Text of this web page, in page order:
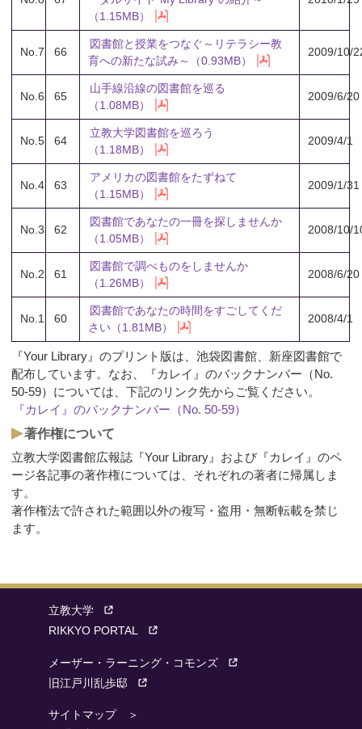
（1.15MB）
No.7 66
図書館と授業をつなぐ～リテラシー教
育への新たな試み～（0.93MB）
2009/10/
No.6 65
山手線沿線の図書館を巡る
（1.08MB）
2009/6/20
No.5 64
立教大学図書館を巡ろう
（1.18MB）
2009/4/1
No.4 63
アメリカの図書館をたずねて
（1.15MB）
2009/1/31
No.3 62
図書館であなたの一冊を探しませんか
（1.05MB）
2008/10/
No.2 61
図書館で調べものをしませんか
（1.26MB）
2008/6/20
No.1 60
図書館であなたの時間をすごしてくだ
さい（1.81MB）
2008/4/1
『Your Library』のプリント版は、池袋図書館、新座図書館で
配布しています。なお、『カレイ』のバックナンバー（No.
50-59）については、下記のリンク先からご覧ください。
『カレイ』のバックナンバー（No. 50-59）
著作権について
立教大学図書館広報誌『Your Library』および『カレイ』のペ
ージ各記事の著作権については、それぞれの著者に帰属しま
す。
著作権法で許された範囲以外の複写・盗用・無断転載を禁じ
ます。
立教大学
RIKKYO PORTAL
メーザー・ラーニング・コモンズ
旧江戸川乱歩邸
サイトマップ ＞